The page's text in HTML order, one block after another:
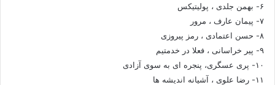
۶- بهمن جلدی ، پولیتیکس
۷- پیمان عارف ، مرور
۸- حسن اعتمادی ، رمز پیروزی
۹- پیر خراسانی ، فعلا در خدمتیم
۱۰- پری عسگری، پنجره ای به سوی آزادی
۱۱- رضا علوی ، آشیانه اندیشه ها